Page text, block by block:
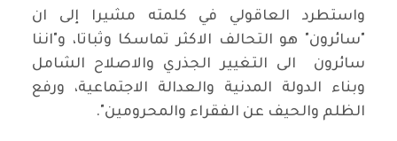
واستطرد العاقولي في كلمته مشيرا إلى ان
"سائرون" هو التحالف الاكثر تماسكا وثباتا، و"اننا
سائرون الى التغيير الجذري والاصلاح الشامل
وبناء الدولة المدنية والعدالة الاجتماعية، ورفع
الظلم والحيف عن الفقراء والمحرومين".